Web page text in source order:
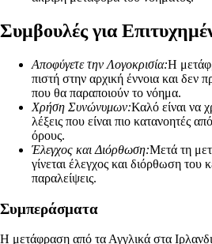
Συμβουλές για
Αποφύγετε την Λογοκρισία:Η
πιστή στην αρχική έννοια και δεν
που θα παραποιούν το νόημα.
Χρήση Συνώνυμων:Καλό είναι να
λέξεις που είναι πιο κατανοητές
όρους.
Έλεγχος και Διόρθωση:Μετά τη
γίνεται έλεγχος και διόρθωση του
παραλείψεις.
Συμπεράσματα
Η μετάφραση από τα Αγγλικά στα